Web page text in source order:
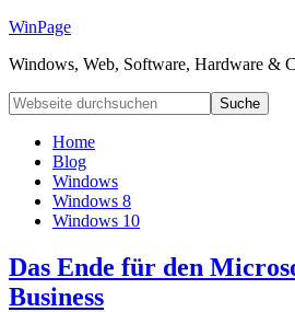
WinPage
Windows, Web, Software, Hardware &
Home
Blog
Windows
Windows 8
Windows 10
Das Ende für den
Business